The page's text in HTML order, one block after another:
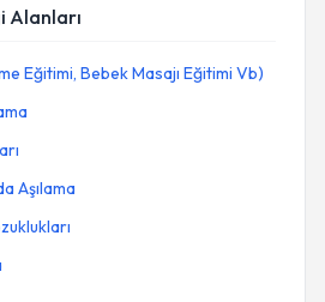
Alanları
Eğitimi, Bebek Masajı Eğitimi Vb)
Aşılama